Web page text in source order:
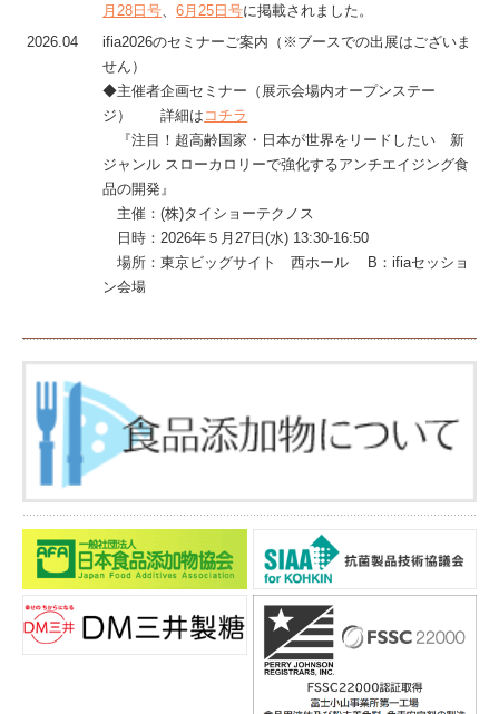
月28日号 、6月25日号に掲載されました。
2026.04
ifia2026のセミナーご案内（※ブースでの出展はございま
せん）
◆主催者企画セミナー（展示会場内オープンステー
ジ） 詳細は コチラ
『注目！超高齢国家・日本が世界をリードしたい 新
ジャンル スローカロリーで強化するアンチエイジング食
品の開発』
主催：(株)タイショーテクノス
日時：2026年５月27日(水) 13:30-16:50
場所：東京ビッグサイト 西ホール B：ifiaセッショ
ン会場
登録は必要です）
是非、弊社主催セミナーにお越しください。
◆主催者企画セミナー（会議棟有料セミナー） 詳細
は
コチラ
H:『グミ開発セミナー』(026年５月28日(木) 13:00-
演題：「彩り鮮やかなグミにおける色素のアプリケー
ション事例」
日時：2026年５月28日(水) 15:35-15:55
場所：東京ビッグサイト 会議棟
事前登録
2026.04
当社社長対談記事が「FOOD STYLE21」4月号に掲載さ
「食品化学新聞」4月9日号に掲載さ